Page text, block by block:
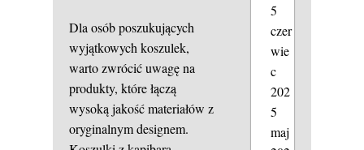
Dla osób poszukujących
wyjątkowych koszulek,
warto zwrócić uwagę na
produkty, które łączą
wysoką jakość materiałów z
oryginalnym designem.
5
czer
wie
c
202
5
maj